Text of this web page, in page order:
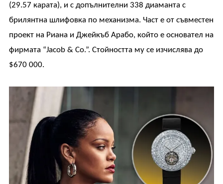
(29.57 карата), и с допълнителни 338 диаманта с
брилянтна шлифовка по механизма. Част е от съвместен
проект на Риана и Джейкъб Арабо, който е основател на
фирмата “Jacob & Co.”. Стойността му се изчислява до
$670 000.